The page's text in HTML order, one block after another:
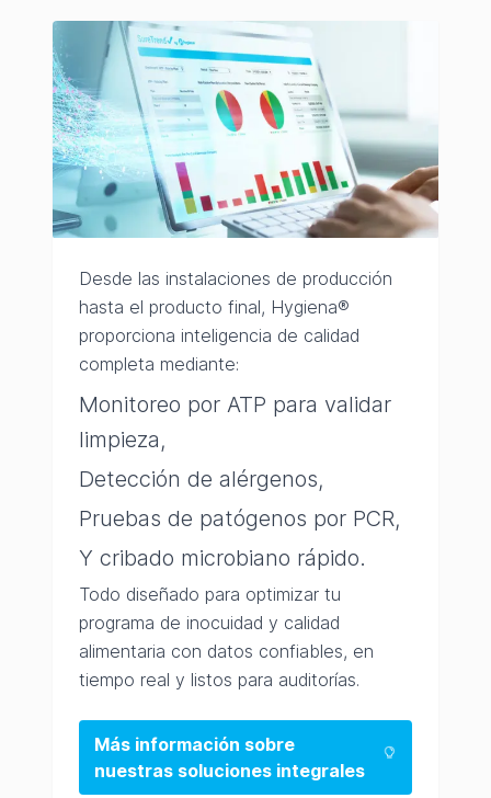
Desde las instalaciones de producción
hasta el producto final, Hygiena®
proporciona inteligencia de calidad
completa mediante:
Monitoreo por ATP para validar
limpieza,
Detección de alérgenos,
Pruebas de patógenos por PCR,
Y cribado microbiano rápido.
Todo diseñado para optimizar tu
programa de inocuidad y calidad
alimentaria con datos confiables, en
tiempo real y listos para auditorías.
Más información sobre
nuestras soluciones integrales